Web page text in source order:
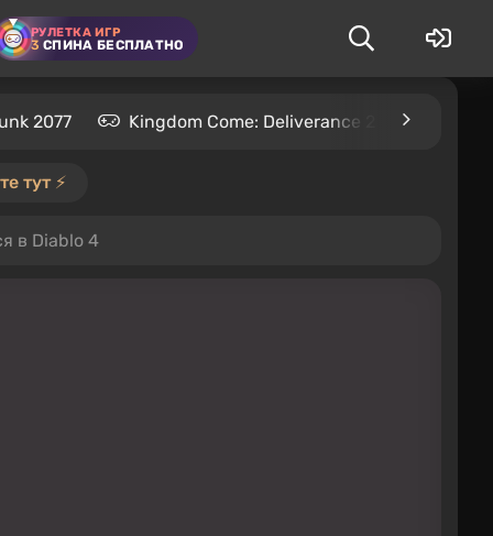
РУЛЕТКА ИГР
3 СПИНА БЕСПЛАТНО
2077 Kingdom Come: Deliverance 2
тут ⚡️
в Diablo 4